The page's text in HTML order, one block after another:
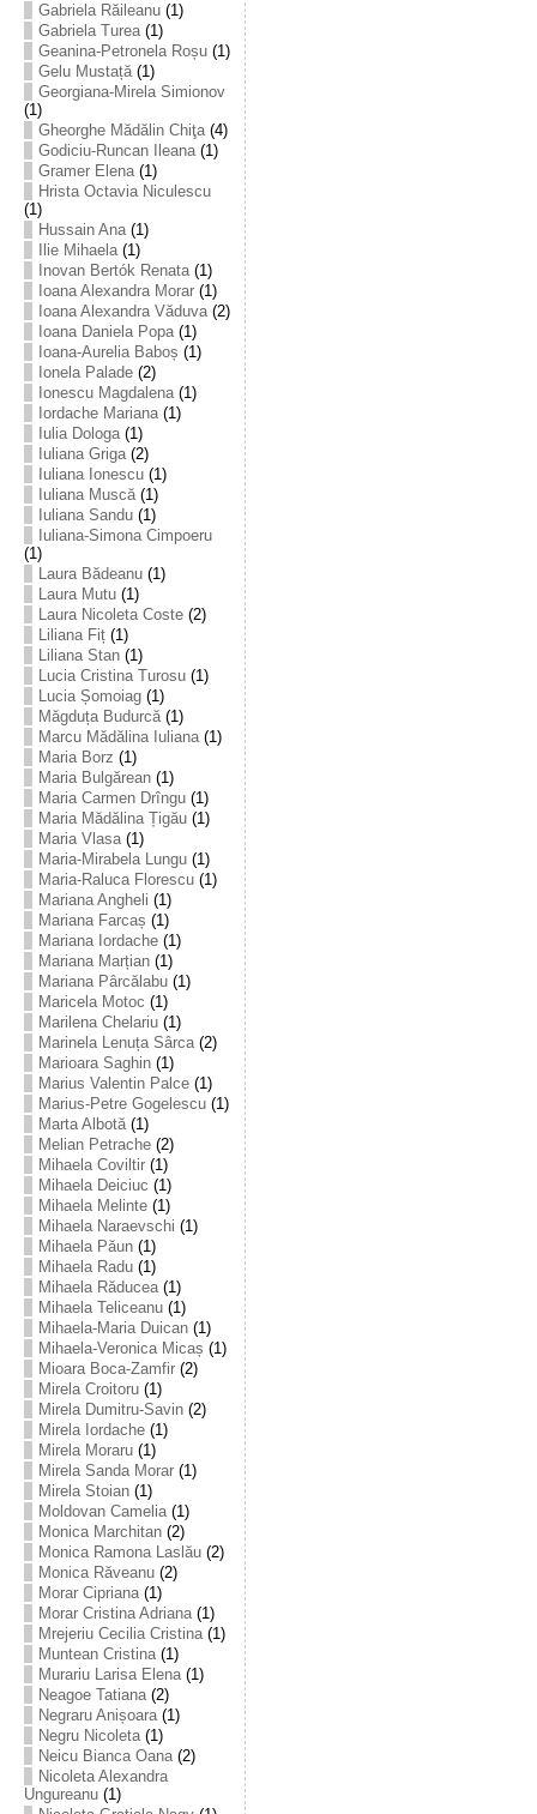
Gabriela Răileanu(1)
Gabriela Turea(1)
Geanina-Petronela Roșu(1)
Gelu Mustață(1)
Georgiana-Mirela Simionov
(1)
Gheorghe Mădălin Chiţa(4)
Godiciu-Runcan Ileana(1)
Gramer Elena(1)
Hrista Octavia Niculescu
(1)
Hussain Ana(1)
Ilie Mihaela(1)
Inovan Bertók Renata(1)
Ioana Alexandra Morar(1)
Ioana Alexandra Văduva(2)
Ioana Daniela Popa(1)
Ioana-Aurelia Baboș (1)
Ionela Palade(2)
Ionescu Magdalena(1)
Iordache Mariana(1)
Iulia Dologa(1)
Iuliana Griga(2)
Iuliana Ionescu(1)
Iuliana Muscă(1)
Iuliana Sandu(1)
Iuliana-Simona Cimpoeru
(1)
Laura Bădeanu(1)
Laura Mutu(1)
Laura Nicoleta Coste(2)
Liliana Fiț(1)
Liliana Stan(1)
Lucia Cristina Turosu(1)
Lucia Șomoiag(1)
Măgduța Budurcă(1)
Marcu Mădălina Iuliana(1)
Maria Borz (1)
Maria Bulgărean(1)
Maria Carmen Drîngu(1)
Maria Mădălina Țigău(1)
Maria Vlasa(1)
Maria-Mirabela Lungu(1)
Maria-Raluca Florescu(1)
Mariana Angheli (1)
Mariana Farcaș (1)
Mariana Iordache(1)
Mariana Marțian(1)
Mariana Pârcălabu(1)
Maricela Motoc (1)
Marilena Chelariu(1)
Marinela Lenuța Sârca(2)
Marioara Saghin(1)
Marius Valentin Palce(1)
Marius-Petre Gogelescu(1)
Marta Albotă(1)
Melian Petrache(2)
Mihaela Coviltir(1)
Mihaela Deiciuc (1)
Mihaela Melinte(1)
Mihaela Naraevschi (1)
Mihaela Păun(1)
Mihaela Radu(1)
Mihaela Răducea(1)
Mihaela Teliceanu(1)
Mihaela-Maria Duican(1)
Mihaela-Veronica Micaș (1)
Mioara Boca-Zamfir(2)
Mirela Croitoru(1)
Mirela Dumitru-Savin(2)
Mirela Iordache(1)
Mirela Moraru(1)
Mirela Sanda Morar(1)
Mirela Stoian(1)
Moldovan Camelia(1)
Monica Marchitan(2)
Monica Ramona Laslău(2)
Monica Răveanu(2)
Morar Cipriana(1)
Morar Cristina Adriana(1)
Mrejeriu Cecilia Cristina(1)
Muntean Cristina(1)
Murariu Larisa Elena(1)
Neagoe Tatiana(2)
Negraru Anișoara(1)
Negru Nicoleta(1)
Neicu Bianca Oana(2)
Nicoleta Alexandra
Ungureanu(1)